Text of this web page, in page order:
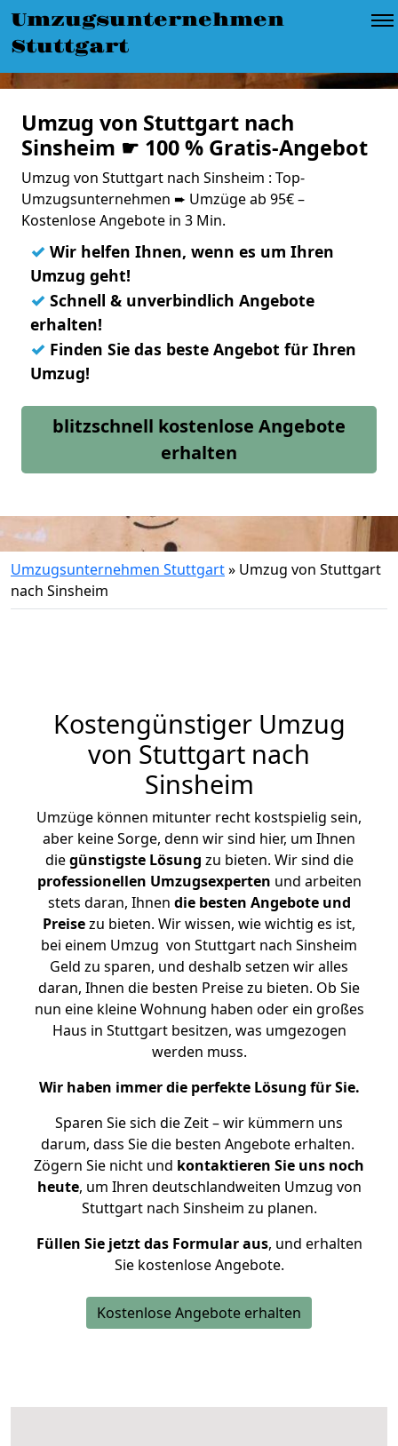
Umzugsunternehmen
Stuttgart
Umzug von Stuttgart nach
Sinsheim ☛ 100 % Gratis-Angebot
Umzug von Stuttgart nach Sinsheim : Top-
Umzugsunternehmen ➨ Umzüge ab 95€ –
Kostenlose Angebote in 3 Min.
✓ Wir helfen Ihnen, wenn es um Ihren
Umzug geht!
✓ Schnell & unverbindlich Angebote
erhalten!
✓ Finden Sie das beste Angebot für Ihren
Umzug!
blitzschnell kostenlose Angebote
erhalten
Umzugsunternehmen Stuttgart» Umzug von Stuttgart
nach Sinsheim
Kostengünstiger Umzug
von Stuttgart nach
Sinsheim
Umzüge können mitunter recht kostspielig sein,
aber keine Sorge, denn wir sind hier, um Ihnen
diegünstigste Lösung zu bieten. Wir sind die
professionellen Umzugsexperten und arbeiten
stets daran, Ihnen die besten Angebote und
Preisezu bieten. Wir wissen, wie wichtig es ist,
bei einem Umzug von Stuttgart nach Sinsheim
Geld zu sparen, und deshalb setzen wir alles
daran, Ihnen die besten Preise zu bieten. Ob Sie
nun eine kleine Wohnung haben oder ein großes
Haus in Stuttgart besitzen, was umgezogen
werden muss.
Wir haben immer die perfekte Lösung für Sie.
Sparen Sie sich die Zeit – wir kümmern uns
darum, dass Sie die besten Angebote erhalten.
Zögern Sie nicht und kontaktieren Sie uns noch
heute, um Ihren deutschlandweiten Umzug von
Stuttgart nach Sinsheim zu planen.
Füllen Sie jetzt das Formular aus, und erhalten
Sie kostenlose Angebote.
Kostenlose Angebote erhalten